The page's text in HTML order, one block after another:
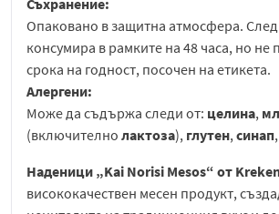
Съхранение:
Опаковано в защитна атмосфера. След
консумира в рамките на 48 часа, но не
срока на годност, посочен на етикета.
Алергени:
Може да съдържа следи от: целина,
(включително лактоза), глутен,синап,
Наденици „Kai Norisi Mesos“ от
висококачествен месен продукт,